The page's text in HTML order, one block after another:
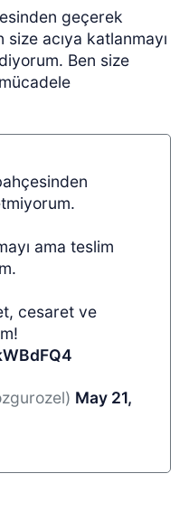
geçerek
acıya katlanmayı
Ben size
ama teslim
cesaret ve
May 21,